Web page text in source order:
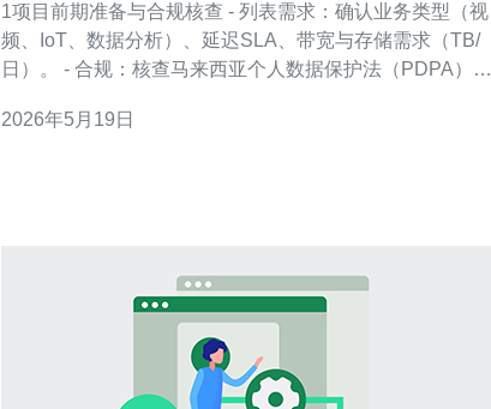
1项目前期准备与合规核查 - 列表需求：确认业务类型（视
频、IoT、数据分析）、延迟SLA、带宽与存储需求（TB/
日）。 - 合规：核查马来西亚个人数据保护法（PDPA）对
供应商确认接入条件。 2选址与物理设施规划 - 选址标准：
2026年5月19日